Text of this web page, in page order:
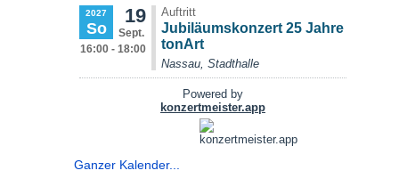
Ganzer Kalender...